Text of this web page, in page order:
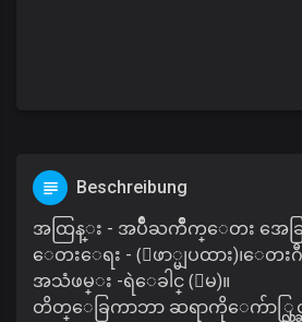
Beschreibung
အထြန္း - အပ်ိဳႀကိဳက္ေတး အေခြ။
ေတးေရး - (ေဖာ္မျပထား)၊ေတးဂီတ
အသံဖမ္း -ရဲေခါင္ (ေမ)။
တိတ္ေခြကာဘာ ဆရာကိုေက်ာ္လြ